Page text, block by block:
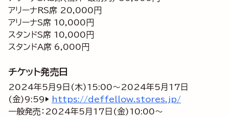
アリーナRS席 20,000円
アリーナS席 10,000円
スタンドS席 10,000円
スタンドA席 6,000円
チケット発売日
2024年5月9日(木)15:00～2024年5月17日
(金)9:59▶ https://deffellow.stores.jp/
一般発売：2024年5月17日(金)10:00～